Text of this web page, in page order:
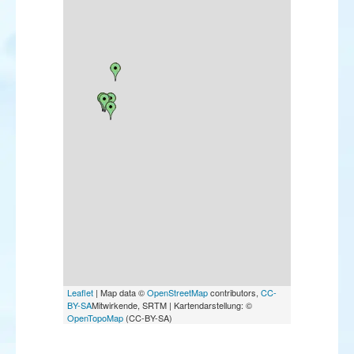
Leaflet | Map data ©OpenStreetMapcontributors, CC-
BY-SAMitwirkende, SRTM | Kartendarstellung: ©
OpenTopoMap (CC-BY-SA)